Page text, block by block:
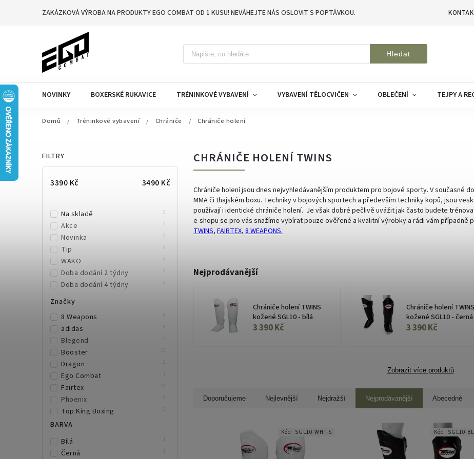
ZAKÁZKOVÁ VÝROBA NA PRODUKTY EGO COMBAT OD 1 KUSU! NEVÁHEJTE NÁS OSLOVIT S POPTÁVKOU.
Hledat
NOVINKY BOXERSKÉ RUKAVICE TRÉNINKOVÉ VYBAVENÍ VYBAVENÍ TĚLOCVIČEN OBLEČENÍ TEJPY A
Domů / Tréninkové vybavení / Chrániče / Chrániče holení
FILTRY
3390 Kč 3490 Kč
Na skladě 3
Akce 0
Novinka 0
Tip 0
WAKO 0
Doba dodání 2 týdny
Doba dodání 4 týdny
Značky
8 Weapons
adidas
Blegend
Booster
Dragon
Ego Combat
Fairtex
Phoenix
Top King Boxing
TWINS
BARVA
Bílá
Černá
CHRÁNIČE HOLENÍ TWINS
Chrániče holení jsou dnes nejvyhledávanějším produktem pro bojové sporty. V současné
MMA či thajském boxu. Techniky v bojových sportech a především techniky kopů, jsou
používají i identické chrániče holení. Je však dobré pečlivě uvážit jak často budete
e-shopu se pro vás snažíme vybírat pouze ověřené a kvalitní výrobky a rádi vám případně
TWINS, FAIRTEX, 8 WEAPONS.
Nejprodávanější
Chrániče holení TWINS
kožené SGL10 - bílá
3 390 Kč
Chrániče holení TWINS
kožené SGL10 - černá
3 390 Kč
Zobrazit více produktů
Doporučujeme Nejlevnější Nejdražší Nejprodávanější Abecedně
Kód: SGL10-WHT-S Kód: SGL10-